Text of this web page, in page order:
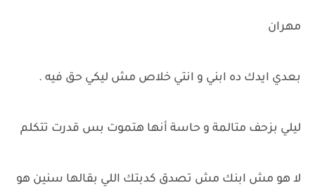
مهران
بعدي ايدك ده ابني و انتي خلاص مش ليكي حق فيه .
ليلي بزحف متالمة و حاسة أنها هتموت بس قدرت تتكلم
لا هو مش ابنك مش تصدق كدبتك اللي بقالها سنين هو